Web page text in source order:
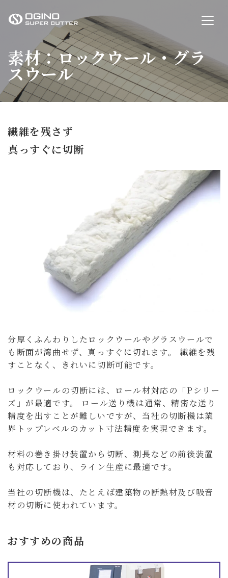
OGINO SUPER CUTTER
素材：ロックウール・グラ
スウール
繊維を残さず
真っすぐに切断
分厚くふんわりしたロックウールやグラスウールで
も断面が湾曲せず、真っすぐに切れます。 繊維を残
すことなく、きれいに切断可能です。
ロックウールの切断には、ロール材対応の「Pシリー
ズ」が最適です。 ロール送り機は通常、精密な送り
精度を出すことが難しいですが、当社の切断機は業
界トップレベルのカット寸法精度を実現できます。
材料の巻き掛け装置から切断、測長などの前後装置
も対応しており、ライン生産に最適です。
当社の切断機は、たとえば建築物の断熱材及び吸音
材の切断に使われています。
おすすめの商品